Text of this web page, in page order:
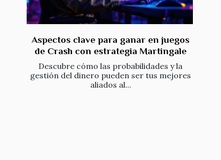
Aspectos clave para ganar en juegos
de Crash con estrategia Martingale
Descubre cómo las probabilidades y la
gestión del dinero pueden ser tus mejores
aliados al...